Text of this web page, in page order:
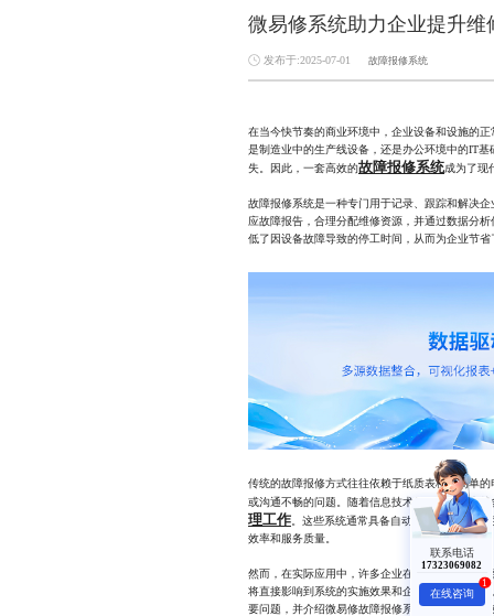
微易修系统助力企业提升维
发布于:2025-07-01 故障报修系统
在当今快节奏的商业环境中，企业设备和设施的
是制造业中的生产线设备，还是办公环境中的IT
失。因此，一套高效的故障报修系统成为了现
故障报修系统是一种专门用于记录、跟踪和解决
应故障报告，合理分配维修资源，并通过数据分
低了因设备故障导致的停工时间，从而为企业节省
传统的故障报修方式往往依赖于纸质表格或简单
或沟通不畅的问题。随着信息技术的发展，越来
理工作 。这些系统通常具备自动化派单、实时
效率和服务质量。
然而，在实际应用中，许多企业在使用故障报修
将直接影响到系统的实施效果和企业的整体竞争
要问题，并介绍微易修故障报修系统如何帮助企业
联系电话
17323069082
在线咨询
1